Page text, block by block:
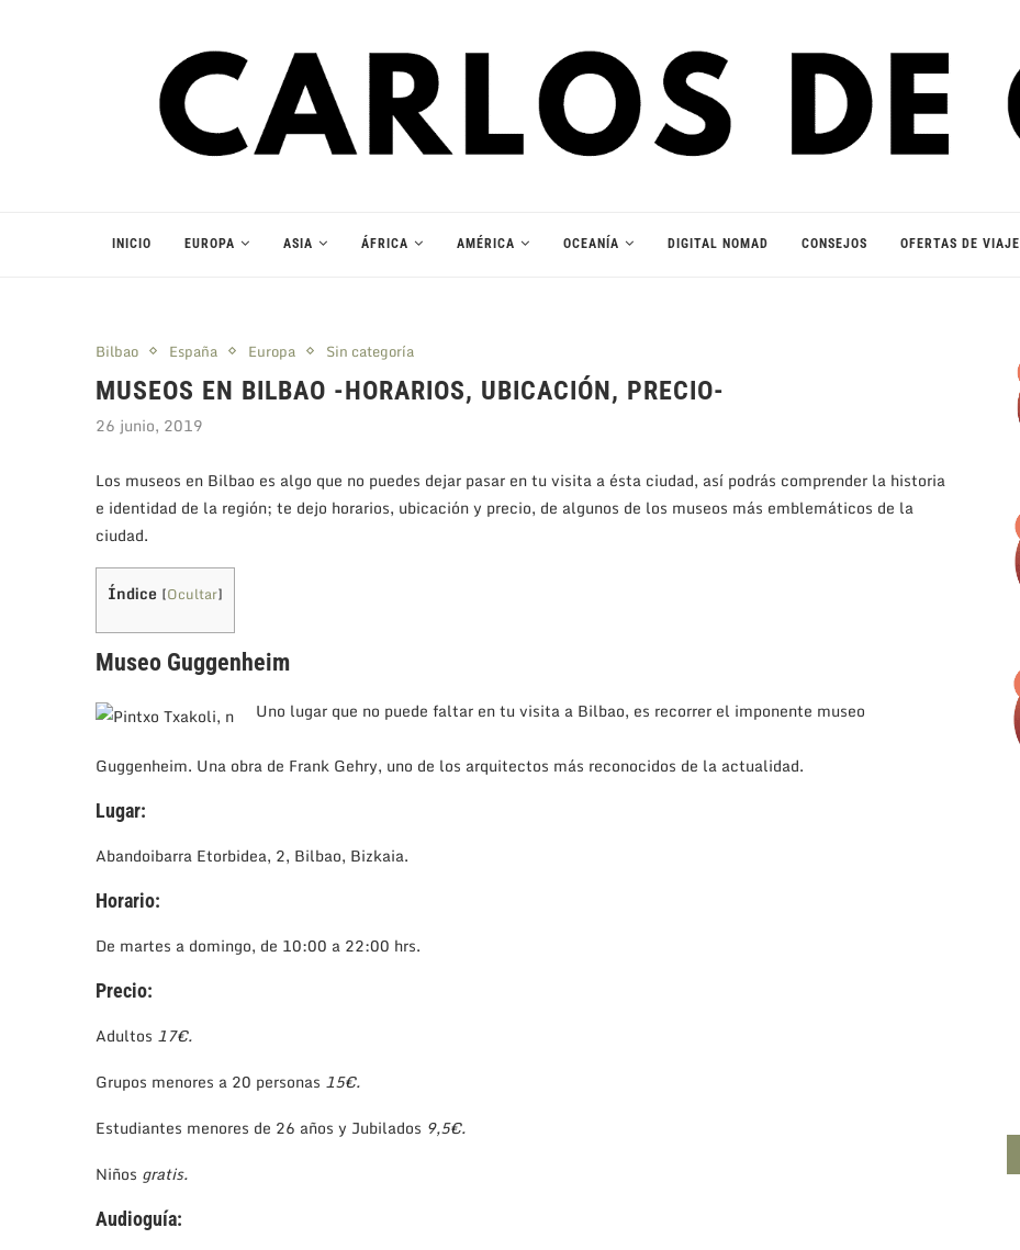
INICIO EUROPA ASIA ÁFRICA AMÉRICA OCEANÍA DIGITAL NOMAD CONSEJOS OFERTAS DE VIAJE
Bilbao España Europa Sin categoría
MUSEOS EN BILBAO -HORARIOS, UBICACIÓN, PRECIO-
26 junio, 2019
Los museos en Bilbao es algo que no puedes dejar pasar en tu visita a ésta ciudad, así podrás comprender la historia
e identidad de la región; te dejo horarios, ubicación y precio, de algunos de los museos más emblemáticos de la
ciudad.
Índice [Ocultar]
Museo Guggenheim
Uno lugar que no puede faltar en tu visita a Bilbao, es recorrer el imponente museo
Guggenheim. Una obra de Frank Gehry, uno de los arquitectos más reconocidos de la actualidad.
Lugar:
Abandoibarra Etorbidea, 2, Bilbao, Bizkaia.
Horario:
De martes a domingo, de 10:00 a 22:00 hrs.
Precio:
Adultos 17€.
Grupos menores a 20 personas 15€.
Estudiantes menores de 26 años y Jubilados 9,5€.
Niños gratis.
Audioguía: